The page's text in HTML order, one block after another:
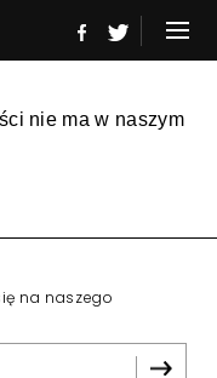
nie ma w naszym
na naszego